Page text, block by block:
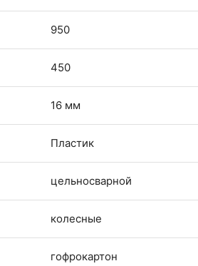
950
450
16 мм
Пластик
цельносварной
колесные
гофрокартон